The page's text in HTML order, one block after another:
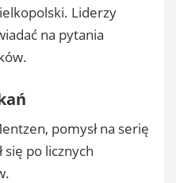
Liderzy
na pytania
pomysł na serię
się po licznych